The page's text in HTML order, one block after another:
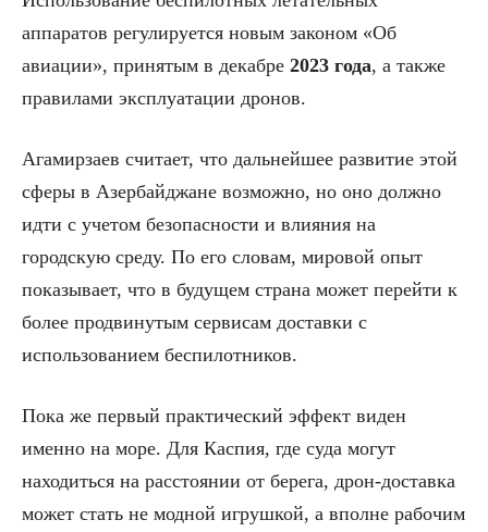
аппаратов регулируется новым законом «Об
авиации», принятым в декабре 2023 года, а также
правилами эксплуатации дронов.
Агамирзаев считает, что дальнейшее развитие этой
сферы в Азербайджане возможно, но оно должно
идти с учетом безопасности и влияния на
городскую среду. По его словам, мировой опыт
показывает, что в будущем страна может перейти к
более продвинутым сервисам доставки с
использованием беспилотников.
Пока же первый практический эффект виден
именно на море. Для Каспия, где суда могут
находиться на расстоянии от берега, дрон-доставка
может стать не модной игрушкой, а вполне рабочим